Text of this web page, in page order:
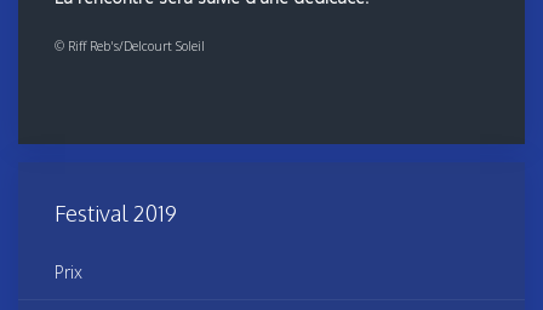
© Riff Reb's/Delcourt Soleil
Festival 2019
Prix